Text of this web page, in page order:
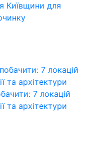
Київщини для
7 локацій
та архітектури